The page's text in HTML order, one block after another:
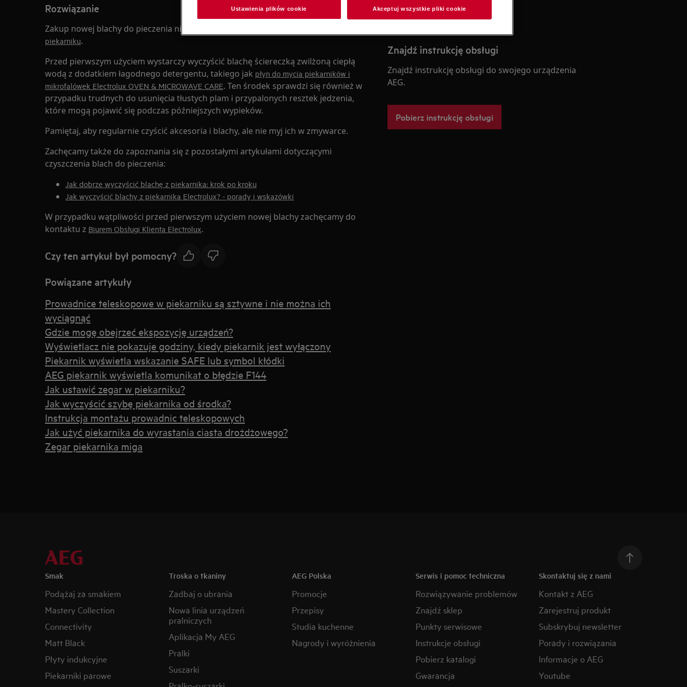
Rozwiązanie
Zakup nowej blachy do pieczenia nie wymaga jej wypalania przez wygrzewanie w
piekarniku.
Przed pierwszym użyciem wystarczy wyczyścić blachę ściereczką zwilżoną ciepłą
wodą z dodatkiem łagodnego detergentu, takiego jak płyn do mycia piekarników i
mikrofalówek Electrolux OVEN & MICROWAVE CARE. Ten środek sprawdzi się również w
przypadku trudnych do usunięcia tłustych plam i przypalonych resztek jedzenia,
które mogą pojawić się podczas późniejszych wypieków.
Pamiętaj, aby regularnie czyścić akcesoria i blachy, ale nie myj ich w zmywarce.
Zachęcamy także do zapoznania się z pozostałymi artykułami dotyczącymi
czyszczenia blach do pieczenia:
Jak dobrze wyczyścić blachę z piekarnika: krok po kroku
Jak wyczyścić blachy z piekarnika Electrolux? - porady i wskazówki
W przypadku wątpliwości przed pierwszym użyciem nowej blachy zachęcamy do
kontaktu z Biurem Obsługi Klienta Electrolux.
Czy ten artykuł był pomocny?
Powiązane artykuły
Prowadnice teleskopowe w piekarniku są sztywne i nie można ich
wyciągnąć
Gdzie mogę obejrzeć ekspozycję urządzeń?
Wyświetlacz nie pokazuje godziny, kiedy piekarnik jest wyłączony
Piekarnik wyświetla wskazanie SAFE lub symbol kłódki
AEG piekarnik wyświetla komunikat o błędzie F144
Jak ustawić zegar w piekarniku?
Jak wyczyścić szybę piekarnika od środka?
Instrukcja montażu prowadnic teleskopowych
Jak użyć piekarnika do wyrastania ciasta drożdżowego?
Zegar piekarnika miga
Znajdź instrukcję obsługi
Znajdź instrukcję obsługi do swojego urządzenia
AEG.
Pobierz instrukcję obsługi
Smak
Podążaj za smakiem
Mastery Collection
Connectivity
Matt Black
Płyty indukcyjne
Piekarniki parowe
Troska o tkaniny
Zadbaj o ubrania
Nowa linia urządzeń
pralniczych
Aplikacja My AEG
Pralki
Suszarki
AEG Polska
Promocje
Przepisy
Studia kuchenne
Nagrody i wyróżnienia
Serwis i pomoc techniczna
Rozwiązywanie problemów
Znajdź sklep
Punkty serwisowe
Instrukcje obsługi
Pobierz katalogi
Gwarancja
Skontaktuj się z nami
Kontakt z AEG
Zarejestruj produkt
Subskrybuj newsletter
Porady i rozwiązania
Informacje o AEG
Youtube
Ustawienia plików cookie Akceptuj wszystkie pliki cookie